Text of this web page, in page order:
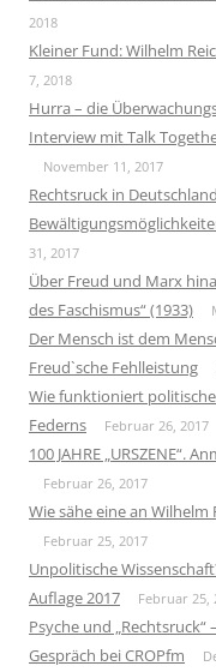
2018
Kleiner Fund: Wilhelm
7, 2018
Hurra – die
Interview mit Talk
November 11, 2017
Rechtsruck in
31, 2017
Über Freud und Marx
des Faschismus“ (1933)
Der Mensch ist dem
Freud`sche Fehlleistung
Wie funktioniert
Federns
Februar 26, 2017
100 JAHRE „URSZENE“.
Februar 26, 2017
Wie sähe eine an
Februar 25, 2017
Unpolitische
Auflage 2017
Februar 25,
Psyche und
Gespräch bei CROPfm